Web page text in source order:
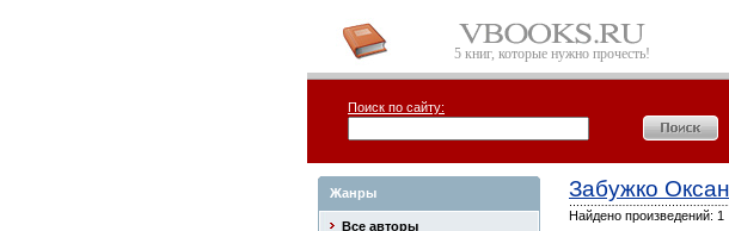
5 книг, которые нужно прочесть!
Поиск по сайту:
Жанры
Все авторы
Забужко
Найдено произведений: 1